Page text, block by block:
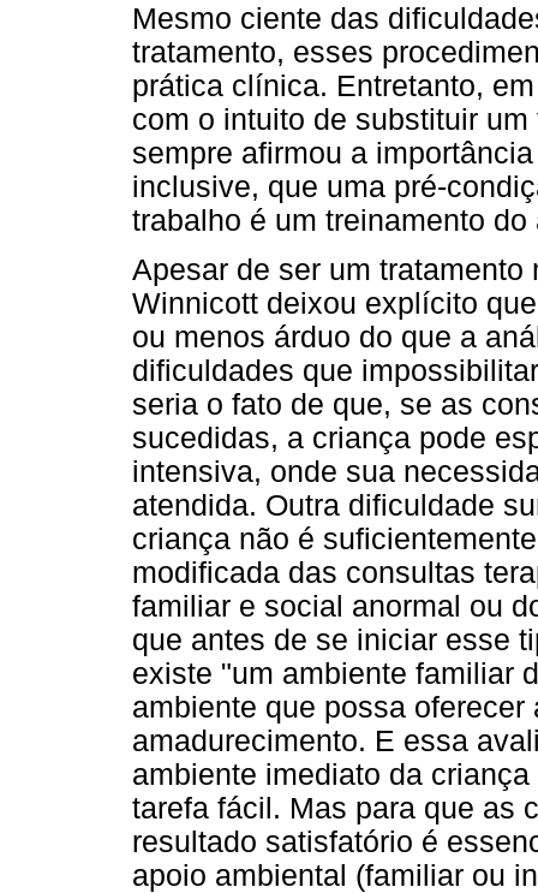
Mesmo ciente das
tratamento, esses
prática clínica. Entretanto,
com o intuito de substituir
sempre afirmou a
inclusive, que uma pré-
trabalho é um treinamento
Apesar de ser um
Winnicott deixou explícito
ou menos árduo do que a
dificuldades que
seria o fato de que, se as
sucedidas, a criança pode
intensiva, onde sua
atendida. Outra dificuldade
criança não é
modificada das consultas
familiar e social anormal ou
que antes de se iniciar esse
existe "um ambiente familiar
ambiente que possa
amadurecimento. E essa
ambiente imediato da
tarefa fácil. Mas para que as
resultado satisfatório é
apoio ambiental (familiar ou